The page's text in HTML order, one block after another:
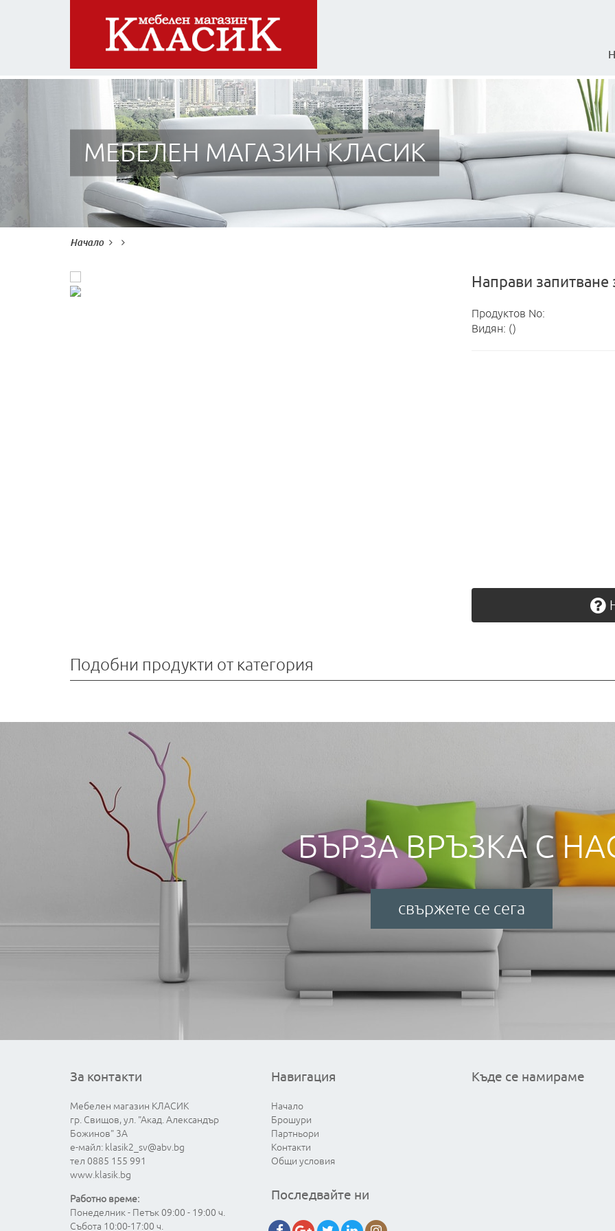
МЕБЕЛЕН МАГАЗИН КЛАСИК
Начало
Направи запитване
Продуктов No:
Видян: ()
Подобни продукти от категория
БЪРЗА ВРЪЗКА С
свържете се сега
За контакти
Мебелен магазин КЛАСИК
гр. Свищов, ул. "Акад. Александър
Божинов" 3А
е-майл: klasik2_sv@abv.bg
тел 0885 155 991
www.klasik.bg
Работно време:
Понеделник - Петък 09:00 - 19:00 ч.
Събота 10:00-17:00 ч.
Навигация
Начало
Брошури
Партньори
Контакти
Общи условия
Последвайте ни
Къде се намираме